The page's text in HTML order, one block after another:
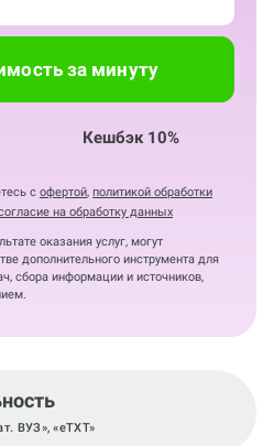
за минуту
Кешбэк 10%
с офертой, политикой обработки
на обработку данных
оказания услуг, могут
дополнительного инструмента для
сбора информации и источников,
ВУЗ», «eTXT»